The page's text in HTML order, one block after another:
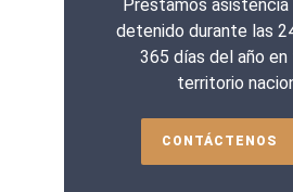
Prestamos asistencia
detenido durante las
365 días del año
territorio
CONTÁCTENOS